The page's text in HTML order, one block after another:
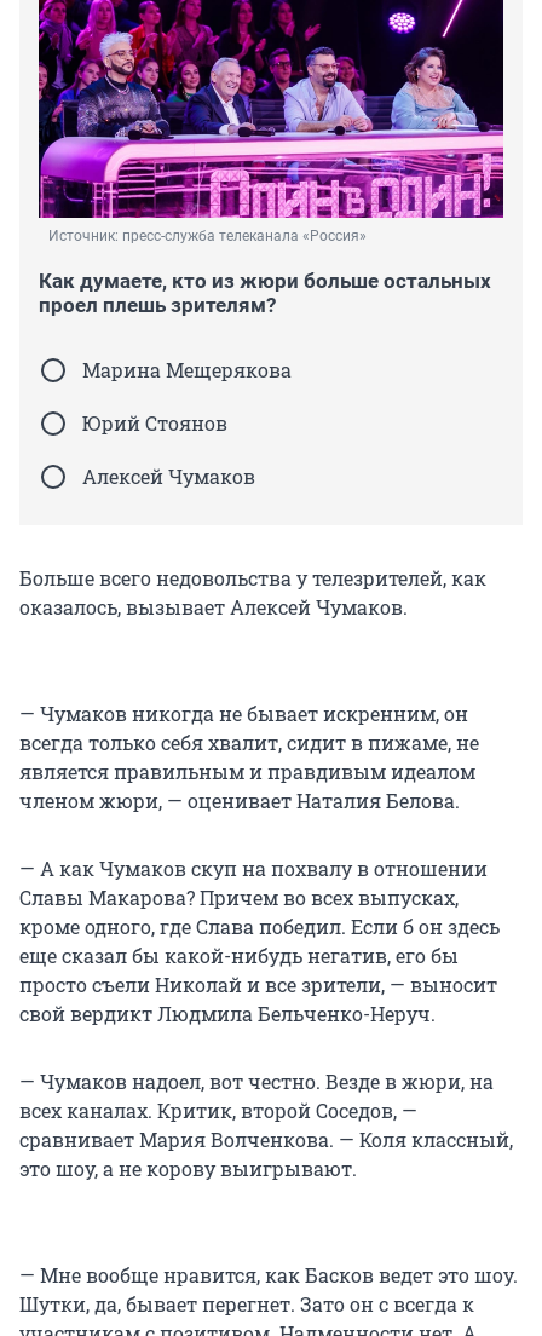
Источник: пресс-служба телеканала «Россия»
Как думаете, кто из жюри больше остальных
проел плешь зрителям?
Марина Мещерякова
Юрий Стоянов
Алексей Чумаков
Больше всего недовольства у телезрителей, как
оказалось, вызывает Алексей Чумаков.
— Чумаков никогда не бывает искренним, он
всегда только себя хвалит, сидит в пижаме, не
является правильным и правдивым идеалом
членом жюри, — оценивает Наталия Белова.
— А как Чумаков скуп на похвалу в отношении
Славы Макарова? Причем во всех выпусках,
кроме одного, где Слава победил. Если б он здесь
еще сказал бы какой-нибудь негатив, его бы
просто съели Николай и все зрители, — выносит
свой вердикт Людмила Бельченко-Неруч.
— Чумаков надоел, вот честно. Везде в жюри, на
всех каналах. Критик, второй Соседов, —
сравнивает Мария Волченкова. — Коля классный,
это шоу, а не корову выигрывают.
— Мне вообще нравится, как Басков ведет это шоу.
Шутки, да, бывает перегнет. Зато он с всегда к